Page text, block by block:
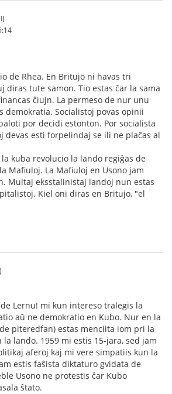
)
de Rhea. En Britujo ni havas tri
diras tute samon. Tio estas ĉar la sama
ĉiujn. La permeso de nur unu
demokratia. Socialistoj povas opinii
por decidi estonton. Por socialista
devas esti forpelindaj se ili ne plaĉas al
kuba revolucio la lando regiĝas de
Mafiuloj. La Mafiuloj en Usono jam
Multaj eksstalinistaj landoj nun estas
Kiel oni diras en Britujo, "el
Lernu! mi kun intereso tralegis la
aŭ ne demokratio en Kubo. Nur en la
piteredfan) estas menciita iom pri la
lando. 1959 mi estis 15-jara, sed jam
aferoj kaj mi vere simpatiis kun la
estis faŝista diktaturo gvidata de
Usono ne protestis ĉar Kubo
ŝtato.